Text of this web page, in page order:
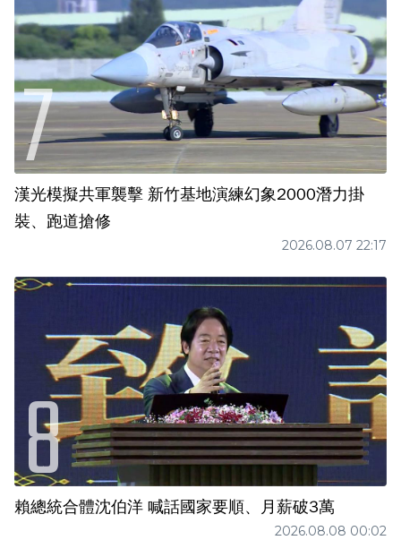
漢光模擬共軍襲擊 新竹基地演練幻象2000潛力掛
裝、跑道搶修
2026.08.07 22:17
賴總統合體沈伯洋 喊話國家要順、月薪破3萬
2026.08.08 00:02